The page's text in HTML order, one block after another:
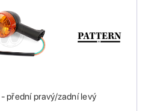
přední pravý/zadní levý